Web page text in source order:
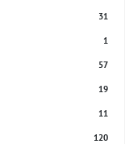
31
1
57
19
11
120